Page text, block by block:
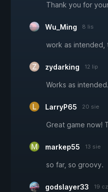
Thank you for
Wu_Ming 8 lis
work as intended,
zydarking 12 lip
Works as intended.
LarryP65 20 sie
Great game now!
markep55 13 sie
so far, so groovy.
godslayer33 19